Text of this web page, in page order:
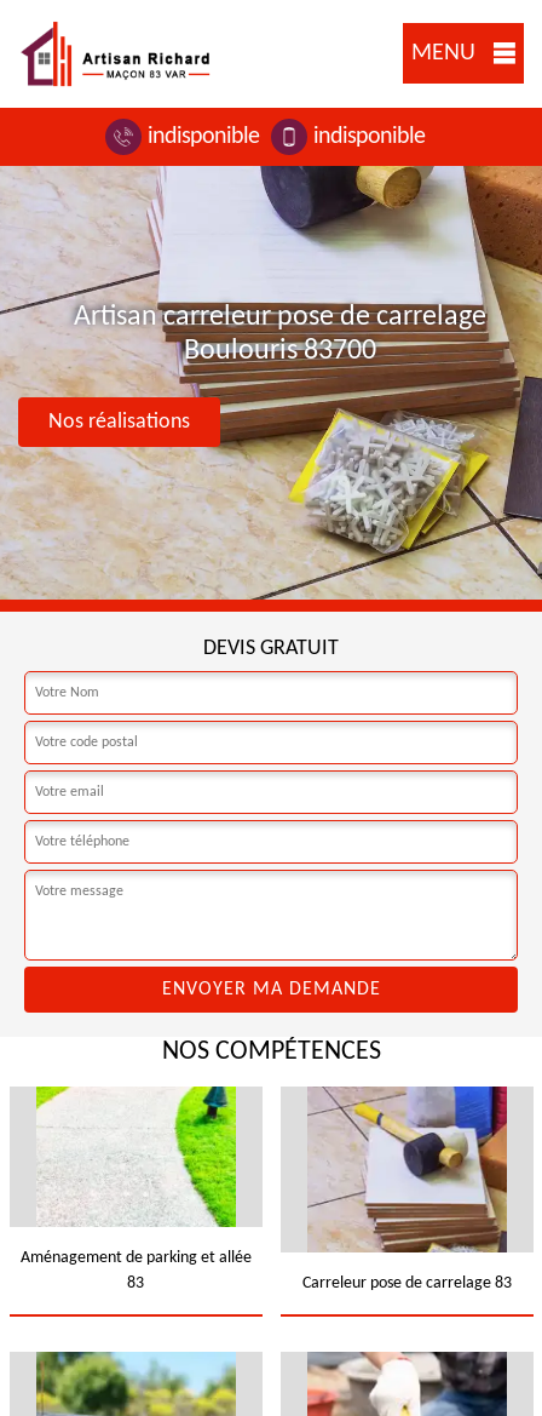
MENU
indisponible indisponible
Artisan carreleur pose de carrelage
Boulouris 83700
Nos réalisations
DEVIS GRATUIT
NOS COMPÉTENCES
Aménagement de parking et allée
83
Carreleur pose de carrelage 83